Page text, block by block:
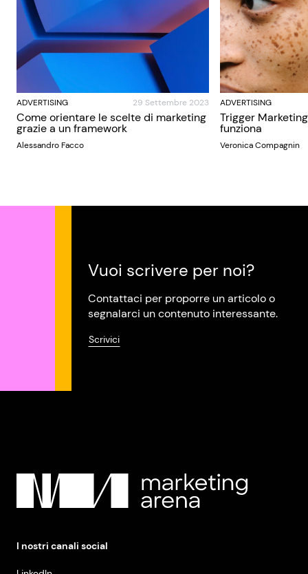
ADVERTISING 29 Settembre 2023
Come orientare le scelte di marketing
grazie a un framework
Alessandro Facco
ADVERTISING
Trigger
funziona
Veronica Compagnin
Vuoi scrivere per noi?
Contattaci per proporre un articolo o
segnalarci un contenuto interessante.
Scrivici
I nostri canali social